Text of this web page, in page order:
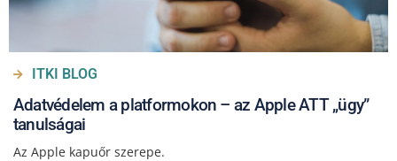
ITKI BLOG
Adatvédelem a platformokon – az Apple ATT „ügy”
tanulságai
Az Apple kapuőr szerepe.